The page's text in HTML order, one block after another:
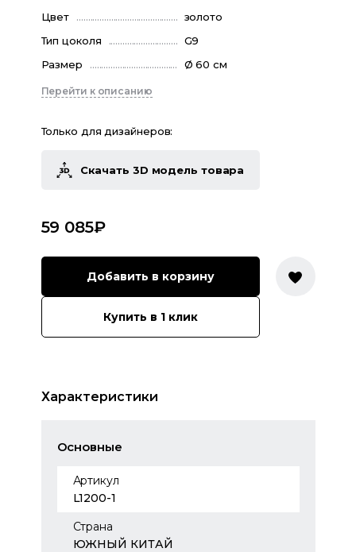
Цвет
золото
Тип цоколя
G9
Размер
Ø 60 см
Перейти к описанию
Только для дизайнеров:
Скачать 3D модель товара
59 085₽
Добавить в корзину
Купить в 1 клик
Характеристики
Основные
Артикул
L1200-1
Страна
ЮЖНЫЙ КИТАЙ